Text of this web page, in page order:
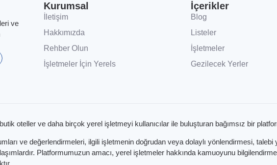
ve
Kurumsal
İletişim
Hakkımızda
Rehber Olun
İşletmeler İçin Yerels
İçerikler
Blog
Listeler
İşletmeler
Gezilecek Yerler
oteller ve daha birçok yerel işletmeyi kullanıcılar ile buluşturan bağımsız bir
ve değerlendirmeleri, ilgili işletmenin doğrudan veya dolaylı yönlendirmesi, talebi
Platformumuzun amacı, yerel işletmeler hakkında kamuoyunu